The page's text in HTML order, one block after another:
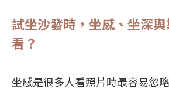
試坐沙發時，坐感、坐深
看？
坐感是很多人看照片時最容易忽